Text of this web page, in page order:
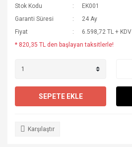
Stok Kodu
EK001
Garanti Süresi
24 Ay
Fiyat
6.598,72 TL + KDV
* 820,35 TL den başlayan taksitlerle!
SEPETE EKLE
Karşılaştır